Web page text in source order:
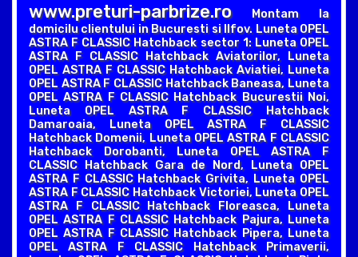
www.preturi-parbrize.roMontam la
domicilu clientului in Bucuresti si Ilfov. Luneta OPEL
ASTRA F CLASSIC Hatchback sector 1: Luneta OPEL
ASTRA F CLASSIC Hatchback Aviatorilor, Luneta
OPEL ASTRA F CLASSIC Hatchback Aviatiei, Luneta
OPEL ASTRA F CLASSIC Hatchback Baneasa, Luneta
OPEL ASTRA F CLASSIC Hatchback Bucurestii Noi,
Luneta OPEL ASTRA F CLASSIC Hatchback
Damaroaia, Luneta OPEL ASTRA F CLASSIC
Hatchback Domenii, Luneta OPEL ASTRA F CLASSIC
Hatchback Dorobanti, Luneta OPEL ASTRA F
CLASSIC Hatchback Gara de Nord, Luneta OPEL
ASTRA F CLASSIC Hatchback Grivita, Luneta OPEL
ASTRA F CLASSIC Hatchback Victoriei, Luneta OPEL
ASTRA F CLASSIC Hatchback Floreasca, Luneta
OPEL ASTRA F CLASSIC Hatchback Pajura, Luneta
OPEL ASTRA F CLASSIC Hatchback Pipera, Luneta
OPEL ASTRA F CLASSIC Hatchback Primaverii,